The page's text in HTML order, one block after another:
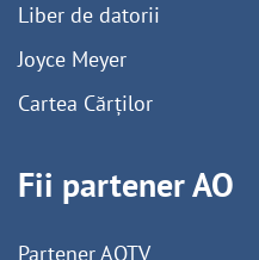
Liber de datorii
Joyce Meyer
Cartea Cărților
Fii partener AO
Partener AOTV